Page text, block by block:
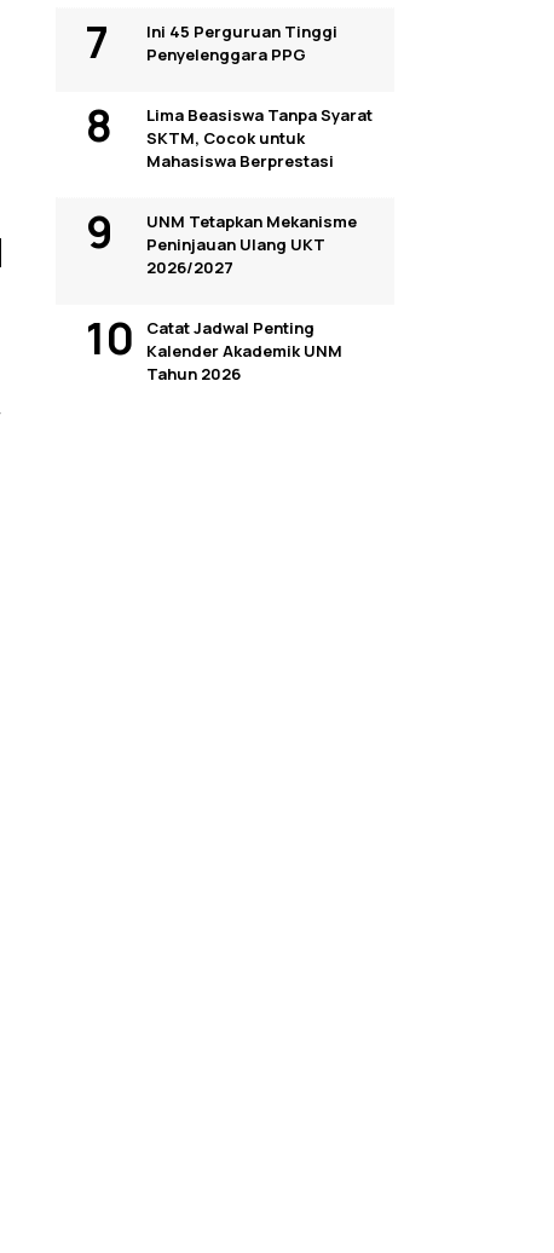
Ini 45 Perguruan Tinggi
Penyelenggara PPG
Lima Beasiswa Tanpa Syarat
SKTM, Cocok untuk
Mahasiswa Berprestasi
UNM Tetapkan Mekanisme
Peninjauan Ulang UKT
2026/2027
Catat Jadwal Penting
Kalender Akademik UNM
Tahun 2026